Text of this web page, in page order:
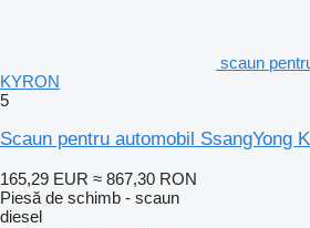
scaun
KYRON
5
Scaun pentru automobil SsangYong
165,29 EUR ≈ 867,30 RON
Piesă de schimb - scaun
diesel